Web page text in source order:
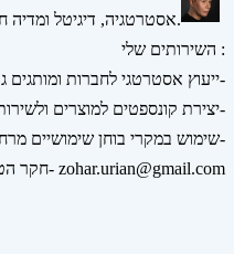
אסטרטגיה, דיגיטל ומדיה חברתית.
השירותים שלי :
ייעוץ אסטרטגי לחברות ומותגים גדולים- בניית אסטרטגיה דיגיטלית-
יצירת קונספטים למוצרים ולשירותים דיגיטליים-
שימוש במקרי בוחן שימושיים מרחבי העולם-
חקר הטרנדים המובילים- zohar.urian@gmail.com